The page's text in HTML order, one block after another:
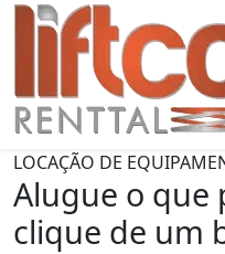
LOCAÇÃO DE
Alugue o que
clique de um